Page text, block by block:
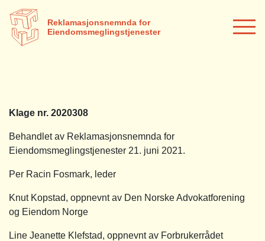
Reklamasjonsnemnda for
Eiendomsmeglingstjenester
Klage nr. 2020308
Behandlet av Reklamasjonsnemnda for
Eiendomsmeglingstjenester 21. juni 2021.
Per Racin Fosmark, leder
Knut Kopstad, oppnevnt av Den Norske Advokatforening
og Eiendom Norge
Line Jeanette Klefstad, oppnevnt av Forbrukerrådet